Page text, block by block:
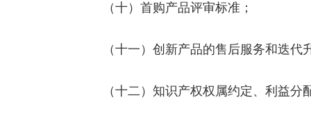
（十）首购产品评审标准；
（十一）创新产品的售后服务和迭代
（十二）知识产权权属约定、利益分